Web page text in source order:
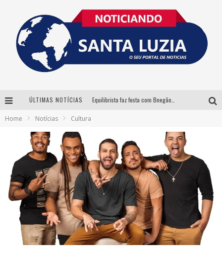
ÚLTIMAS NOTÍCIAS
Santa Luzia encerra Semana de Conscientização do Autismo com atividades abertas ao público
“Cê Tá Doido Festival” confirma o Mineirão como palco da festa
Home Notícias Cultura